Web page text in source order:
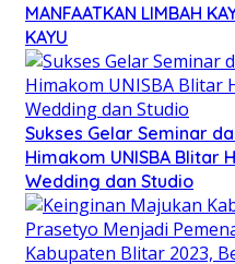
MANFAATKAN LIMBAH
KAYU
Sukses Gelar Seminar
Himakom UNISBA Blitar
Wedding dan Studio